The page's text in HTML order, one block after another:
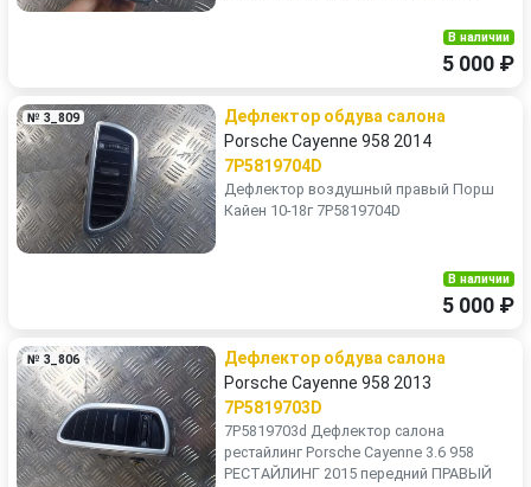
В наличии
5 000 ₽
№ 3_809
Дефлектор обдува салона
Porsche Cayenne 958 2014
7P5819704D
Дефлектор воздушный правый Порш
Кайен 10-18г 7P5819704D
В наличии
5 000 ₽
№ 3_806
Дефлектор обдува салона
Porsche Cayenne 958 2013
7P5819703D
7P5819703d Дефлектор салона
рестайлинг Porsche Cayenne 3.6 958
РЕСТАЙЛИНГ 2015 передний ПРАВЫЙ